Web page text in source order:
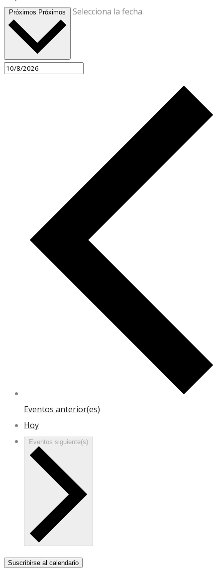
Próximos Próximos Selecciona la fecha.
Eventos anterior(es)
Hoy
Eventos siguiente(s)
Suscribirse al calendario